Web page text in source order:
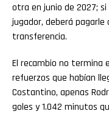
otra en junio de 2027;
jugador, deberá pagarle
transferencia.
El recambio no termina
refuerzos que habían
Costantino, apenas
goles y 1.042 minutos